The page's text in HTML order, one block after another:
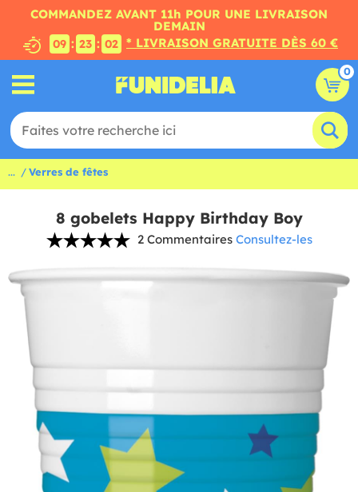
COMMANDEZ AVANT 11h POUR UNE LIVRAISON
DEMAIN
09 : 23 : 01 * LIVRAISON GRATUITE DÈS 60 €
0
... Verres de fêtes
8 gobelets Happy Birthday Boy
2 Commentaires Consultez-les